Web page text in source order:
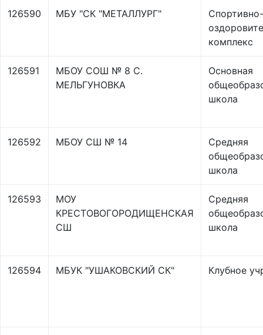
126590 МБУ "СК "МЕТАЛЛУРГ"
Спортивно-
комплекс
126591
МБОУ СОШ № 8 С.
МЕЛЬГУНОВКА
Основная
школа
126592 МБОУ СШ № 14
Средняя
школа
126593
МОУ
КРЕСТОВОГОРОДИЩЕНСКАЯ
СШ
Средняя
школа
126594 МБУК "УШАКОВСКИЙ СК" Клубное